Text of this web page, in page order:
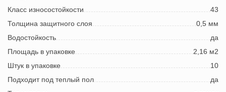
Класс износостойкости
43
Толщина защитного слоя
0,5 мм
Водостойкость
да
Площадь в упаковке
2,16 м2
Штук в упаковке
10
Подходит под теплый пол
да